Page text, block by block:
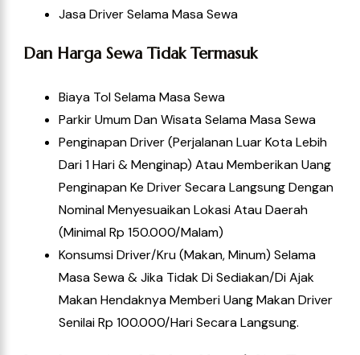
Jasa Driver Selama Masa Sewa
Dan Harga Sewa Tidak Termasuk
Biaya Tol Selama Masa Sewa
Parkir Umum Dan Wisata Selama Masa Sewa
Penginapan Driver (perjalanan Luar Kota Lebih
Dari 1 Hari & Menginap) Atau Memberikan Uang
Penginapan Ke Driver Secara Langsung Dengan
Nominal Menyesuaikan Lokasi Atau Daerah
(Minimal Rp 150.000/Malam)
Konsumsi Driver/kru (Makan, Minum) Selama
Masa Sewa & Jika Tidak Di Sediakan/di Ajak
Makan Hendaknya Memberi Uang Makan Driver
Senilai Rp 100.000/hari Secara Langsung.